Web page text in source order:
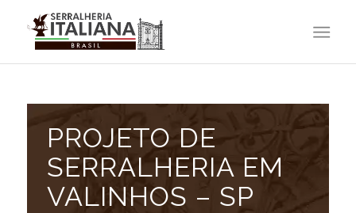
PROJETO DE
SERRALHERIA EM
VALINHOS – SP